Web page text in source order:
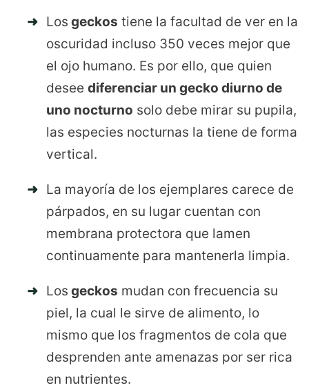
Los geckos tiene la facultad de ver en la
oscuridad incluso 350 veces mejor que
el ojo humano. Es por ello, que quien
desee diferenciar un gecko diurno de
uno nocturno solo debe mirar su pupila,
las especies nocturnas la tiene de forma
vertical.
La mayoría de los ejemplares carece de
párpados, en su lugar cuentan con
membrana protectora que lamen
continuamente para mantenerla limpia.
Los geckos mudan con frecuencia su
piel, la cual le sirve de alimento, lo
mismo que los fragmentos de cola que
desprenden ante amenazas por ser rica
en nutrientes.